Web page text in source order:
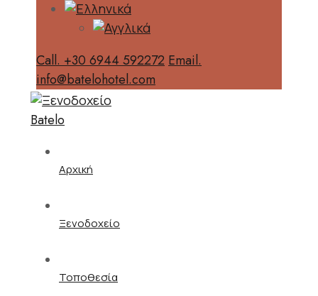
Call. +30 6944 592272 Email.
info@batelohotel.com
Αρχική
Ξενοδοχείο
Τοποθεσία